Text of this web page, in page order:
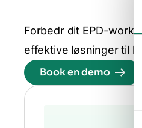
Forbedr dit EPD-
effektive løsninger til
Book en demo